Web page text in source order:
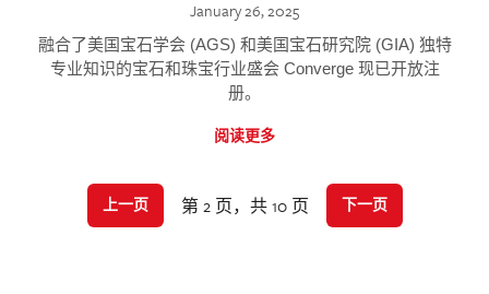
January 26, 2025
融合了美国宝石学会 (AGS) 和美国宝石研究院 (GIA) 独特
专业知识的宝石和珠宝行业盛会 Converge 现已开放注
册。
阅读更多
上一页 第 2 页，共 10 页 下一页